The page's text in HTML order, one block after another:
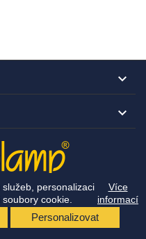
personalizaci
cookie.
Více
informací
Personalizovat

